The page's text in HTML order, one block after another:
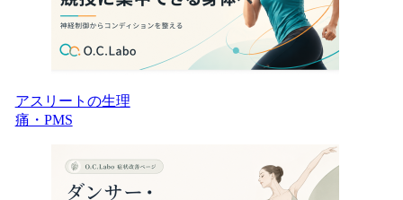
アスリートの生理
痛・PMS